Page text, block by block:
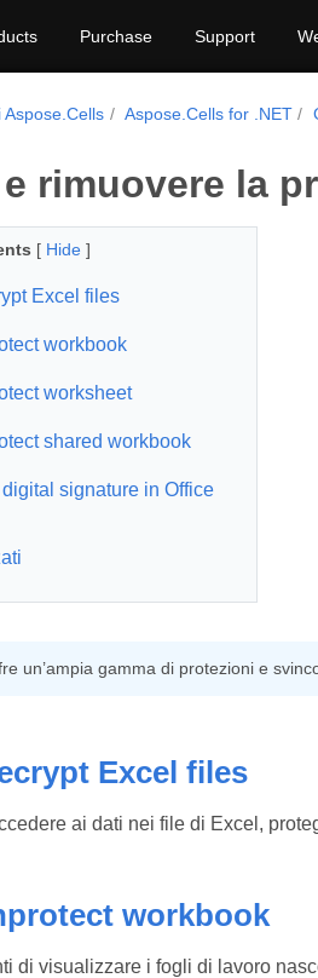
Purchase Support
Aspose.Cells for .NET
rimuovere la
[ Hide ]
Excel files
workbook
worksheet
shared workbook
signature in Office
un’ampia gamma di protezioni e
Excel files
ai dati nei file di Excel,
workbook
di visualizzare i fogli di lavoro